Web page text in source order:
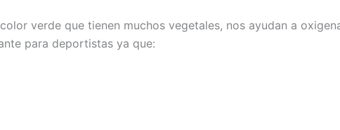
verde que tienen muchos vegetales, nos ayudan a
para deportistas ya que: